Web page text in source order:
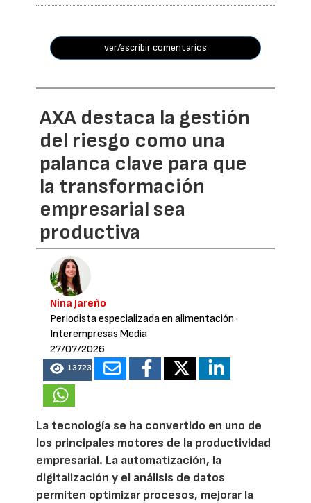
ver/escribir comentarios
AXA destaca la gestión
del riesgo como una
palanca clave para que
la transformación
empresarial sea
productiva
Nina Jareño
Periodista especializada en alimentación ·
Interempresas Media
27/07/2026
13723
La tecnología se ha convertido en uno de
los principales motores de la productividad
empresarial. La automatización, la
digitalización y el análisis de datos
permiten optimizar procesos, mejorar la